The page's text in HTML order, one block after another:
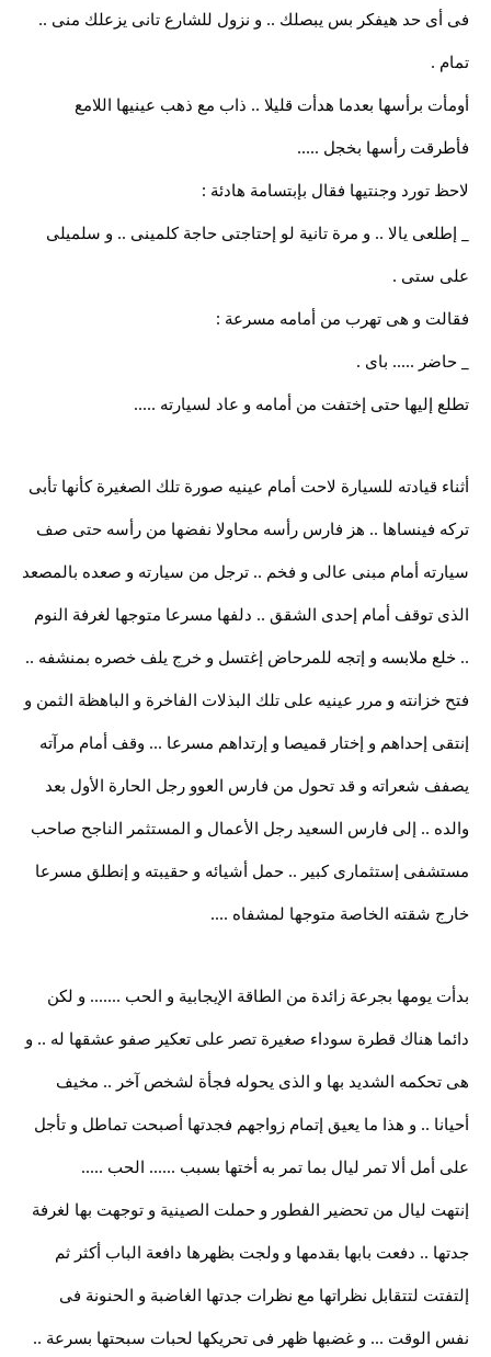
فى أى حد هيفكر بس يبصلك .. و نزول للشارع تانى يزعلك منى ..
تمام .
أومأت برأسها بعدما هدأت قليلا .. ذاب مع ذهب عينيها اللامع
فأطرقت رأسها بخجل .....
لاحظ تورد وجنتيها فقال بإبتسامة هادئة :
_ إطلعى يالا .. و مرة تانية لو إحتاجتى حاجة كلمينى .. و سلميلى
على ستى .
فقالت و هى تهرب من أمامه مسرعة :
_ حاضر ..... باى .
تطلع إليها حتى إختفت من أمامه و عاد لسيارته .....
أثناء قيادته للسيارة لاحت أمام عينيه صورة تلك الصغيرة كأنها تأبى
تركه فينساها .. هز فارس رأسه محاولا نفضها من رأسه حتى صف
سيارته أمام مبنى عالى و فخم .. ترجل من سيارته و صعده بالمصعد
الذى توقف أمام إحدى الشقق .. دلفها مسرعا متوجها لغرفة النوم
.. خلع ملابسه و إتجه للمرحاض إغتسل و خرج يلف خصره بمنشفه ..
فتح خزانته و مرر عينيه على تلك البذلات الفاخرة و الباهظة الثمن و
إنتقى إحداهم و إختار قميصا و إرتداهم مسرعا ... وقف أمام مرآته
يصفف شعراته و قد تحول من فارس العوو رجل الحارة الأول بعد
والده .. إلى فارس السعيد رجل الأعمال و المستثمر الناجح صاحب
مستشفى إستثمارى كبير .. حمل أشيائه و حقيبته و إنطلق مسرعا
خارج شقته الخاصة متوجها لمشفاه ....
بدأت يومها بجرعة زائدة من الطاقة الإيجابية و الحب ....... و لكن
دائما هناك قطرة سوداء صغيرة تصر على تعكير صفو عشقها له .. و
هى تحكمه الشديد بها و الذى يحوله فجأة لشخص آخر .. مخيف
أحيانا .. و هذا ما يعيق إتمام زواجهم فجدتها أصبحت تماطل و تأجل
على أمل ألا تمر ليال بما تمر به أختها بسبب ...... الحب .....
إنتهت ليال من تحضير الفطور و حملت الصينية و توجهت بها لغرفة
جدتها .. دفعت بابها بقدمها و ولجت بظهرها دافعة الباب أكثر ثم
إلتفتت لتتقابل نظراتها مع نظرات جدتها الغاضبة و الحنونة فى
نفس الوقت ... و غضبها ظهر فى تحريكها لحبات سبحتها بسرعة ..